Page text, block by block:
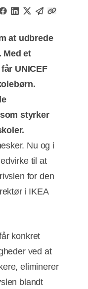
at udbrede
Med et
UNICEF
styrker
Nu og i
til at
for den
i IKEA
konkret
ved at
eliminerer
blandt